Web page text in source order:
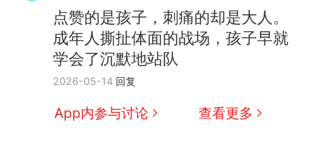
点赞的是孩子，刺痛的却是大人。
成年人撕扯体面的战场，孩子早就
学会了沉默地站队
2026-05-14 回复
App内参与讨论 查看更多
热 制裁瓜子饺子，美国怕什